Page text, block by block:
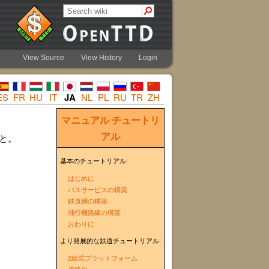
View Source View History Login
FR HU IT JA NL PL RU TR ZH
マニュアル チュートリ
アル
基本のチュートリアル:
はじめに
バスサービスの構築
鉄道網の構築
飛行機路線の構築
おわりに
より発展的な鉄道チュートリアル:
2線式プラットフォーム
。